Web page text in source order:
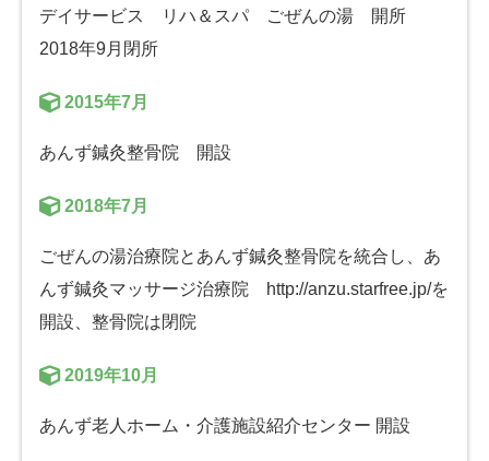
デイサービス リハ＆スパ ごぜんの湯 開所
2018年9月閉所
2015年7月
あんず鍼灸整骨院 開設
2018年7月
ごぜんの湯治療院とあんず鍼灸整骨院を統合し、あ
んず鍼灸マッサージ治療院 http://anzu.starfree.jp/を
開設、整骨院は閉院
2019年10月
あんず老人ホーム・介護施設紹介センター 開設